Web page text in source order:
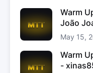
Warm
João
May 15,
Warm
-